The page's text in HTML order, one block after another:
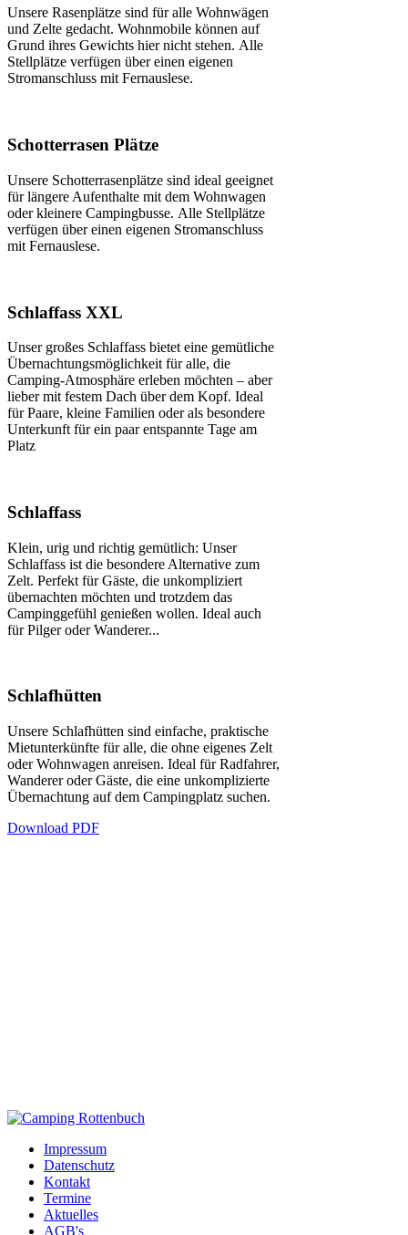
Unsere Rasenplätze sind für alle Wohnwägen
und Zelte gedacht. Wohnmobile können auf
Grund ihres Gewichts hier nicht stehen. Alle
Stellplätze verfügen über einen eigenen
Stromanschluss mit Fernauslese.
Schotterrasen Plätze
Unsere Schotterrasenplätze sind ideal geeignet
für längere Aufenthalte mit dem Wohnwagen
oder kleinere Campingbusse. Alle Stellplätze
verfügen über einen eigenen Stromanschluss
mit Fernauslese.
Schlaffass XXL
Unser großes Schlaffass bietet eine gemütliche
Übernachtungsmöglichkeit für alle, die
Camping-Atmosphäre erleben möchten – aber
lieber mit festem Dach über dem Kopf. Ideal
für Paare, kleine Familien oder als besondere
Unterkunft für ein paar entspannte Tage am
Platz
Schlaffass
Klein, urig und richtig gemütlich: Unser
Schlaffass ist die besondere Alternative zum
Zelt. Perfekt für Gäste, die unkompliziert
übernachten möchten und trotzdem das
Campinggefühl genießen wollen. Ideal auch
für Pilger oder Wanderer...
Schlafhütten
Unsere Schlafhütten sind einfache, praktische
Mietunterkünfte für alle, die ohne eigenes Zelt
oder Wohnwagen anreisen. Ideal für Radfahrer,
Wanderer oder Gäste, die eine unkomplizierte
Übernachtung auf dem Campingplatz suchen.
Download PDF
Impressum
Datenschutz
Kontakt
Termine
Aktuelles
AGB's